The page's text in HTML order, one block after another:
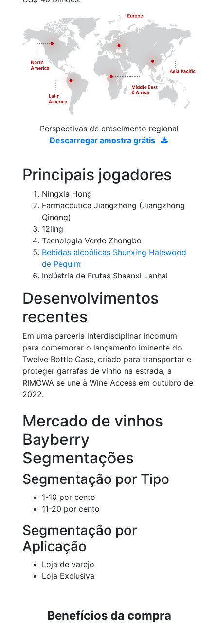
Perspectivas de crescimento regional
Descarregar amostra grátis
Principais jogadores
Ningxia Hong
Farmacêutica Jiangzhong (Jiangzhong
Qinong)
12ling
Tecnologia Verde Zhongbo
Bebidas alcoólicas Shunxing Halewood
de Pequim
Indústria de Frutas Shaanxi Lanhai
Desenvolvimentos
recentes
Em uma parceria interdisciplinar incomum
para comemorar o lançamento iminente do
Twelve Bottle Case, criado para transportar e
proteger garrafas de vinho na estrada, a
RIMOWA se une à Wine Access em outubro de
2022.
Mercado de vinhos
Bayberry
Segmentações
Segmentação por Tipo
1-10 por cento
11-20 por cento
Segmentação por
Aplicação
Loja de varejo
Loja Exclusiva
Benefícios da compra